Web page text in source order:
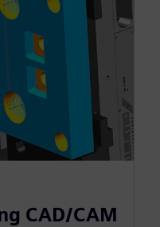
CAD/CAM